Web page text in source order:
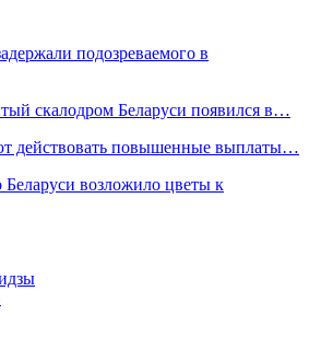
подозреваемого в
скалодром Беларуси появился в…
действовать повышенные выплаты…
возложило цветы к